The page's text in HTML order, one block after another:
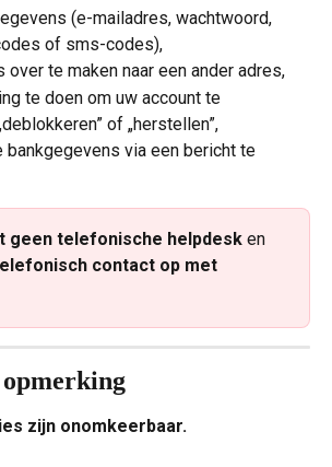
(e-mailadres, wachtwoord,
of sms-codes),
over te maken naar een ander adres,
te doen om uw account te
of „herstellen”,
bankgegevens via een bericht te
geen telefonische helpdesk en
contact op met
zijn onomkeerbaar.